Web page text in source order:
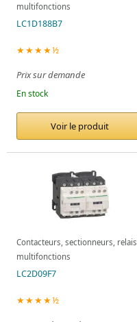
multifonctions
LC1D188B7
★★★★½
Prix sur demande
En stock
Voir le produit
Contacteurs, sectionneurs, relais
multifonctions
LC2D09F7
★★★★½